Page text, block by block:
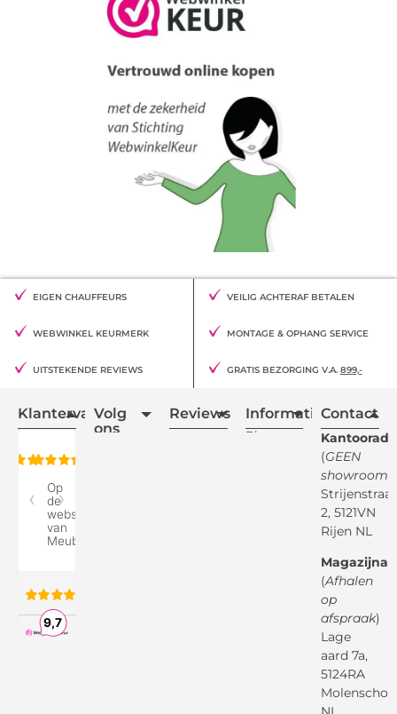
EIGEN CHAUFFEURS VEILIG ACHTERAF BETALEN
WEBWINKEL KEURMERK MONTAGE & OPHANG SERVICE
UITSTEKENDE REVIEWS GRATIS BEZORGING V.A. 899,-
Klantervaring
Volg
ons
Reviews Informatie
Blogs
Retourvoorwaarden
Betaalmethodes
Montageservice
Garantievoorwaarden
Privacybeleid
Contact
(GEEN
showroom
Strijenstraat
2, 5121VN
Rijen NL
(Afhalen
op
afspraak)
Lage
aard 7a,
5124RA
Molenschot